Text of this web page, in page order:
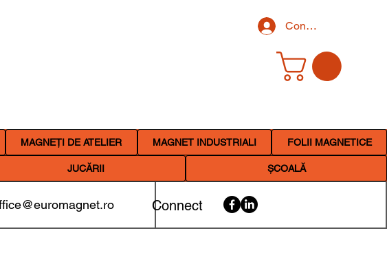
Conectează-te
MAGNEȚI DE ATELIER MAGNET INDUSTRIALI FOLII MAGNETICE
JUCĂRII ȘCOALĂ
Connect